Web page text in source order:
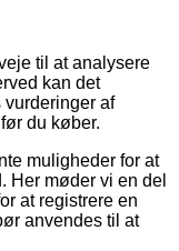
til at analysere
kan det
vurderinger af
du køber.
muligheder for at
Her møder vi en del
at registrere en
anvendes til at